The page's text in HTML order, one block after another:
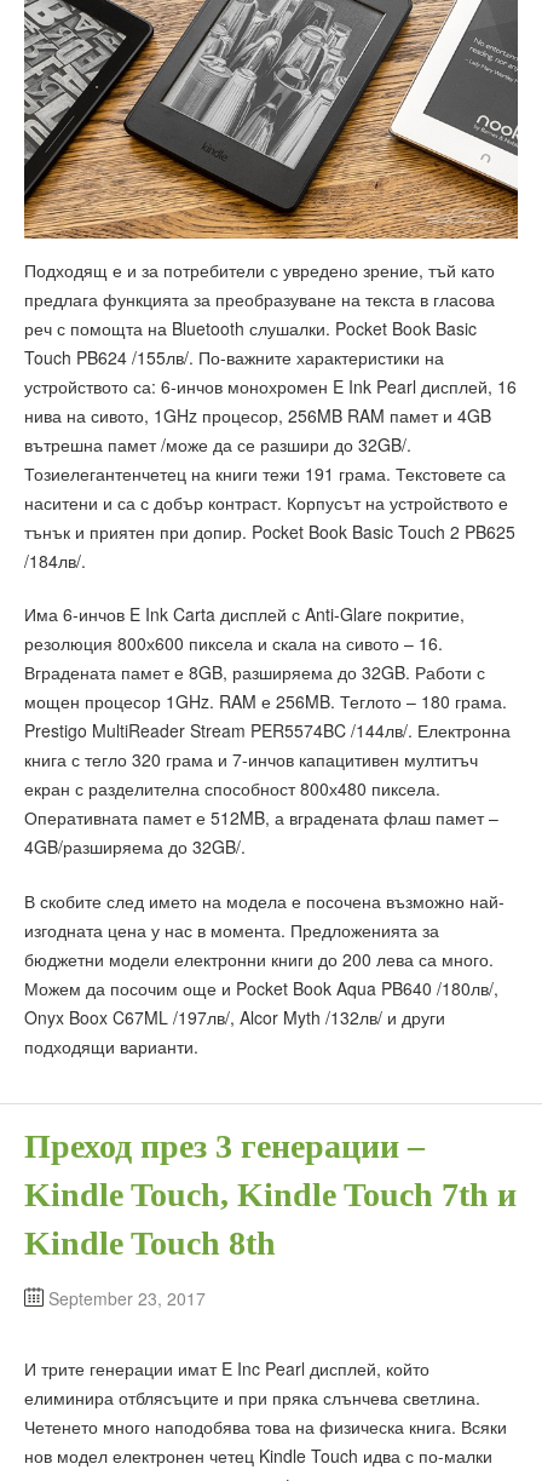
Подходящ е и за потребители с увредено зрение, тъй като
предлага функцията за преобразуване на текста в гласова
реч с помощта на Bluetooth слушалки. Pocket Book Basic
Touch PB624 /155лв/. По-важните характеристики на
устройството са: 6-инчов монохромен E Ink Pearl дисплей, 16
нива на сивото, 1GHz процесор, 256MB RAM памет и 4GB
вътрешна памет /може да се разшири до 32GB/.
Тозиелегантенчетец на книги тежи 191 грама. Текстовете са
наситени и са с добър контраст. Корпусът на устройството е
тънък и приятен при допир. Pocket Book Basic Touch 2 PB625
/184лв/.
Има 6-инчов E Ink Carta дисплей с Anti-Glare покритие,
резолюция 800х600 пиксела и скала на сивото – 16.
Вградената памет е 8GB, разширяема до 32GB. Работи с
мощен процесор 1GHz. RAM е 256MB. Теглото – 180 грама.
Prestigo MultiReader Stream PER5574BC /144лв/. Електронна
книга с тегло 320 грама и 7-инчов капацитивен мултитъч
екран с разделителна способност 800х480 пиксела.
Оперативната памет е 512MB, а вградената флаш памет –
4GB/разширяема до 32GB/.
В скобите след името на модела е посочена възможно най-
изгодната цена у нас в момента. Предложенията за
бюджетни модели електронни книги до 200 лева са много.
Можем да посочим още и Pocket Book Aqua PB640 /180лв/,
Onyx Boox C67ML /197лв/, Alcor Myth /132лв/ и други
подходящи варианти.
Преход през 3 генерации –
Kindle Touch, Kindle Touch 7th и
Kindle Touch 8th
September 23, 2017
И трите генерации имат E Inc Pearl дисплей, който
елиминира отблясъците и при пряка слънчева светлина.
Четенето много наподобява това на физическа книга. Всяки
нов модел електронен четец Kindle Touch идва с по-малки